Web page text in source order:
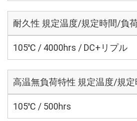
耐久性 規定温度/規定時間/負
105℃ / 4000hrs / DC+リプル
高温無負荷特性 規定温度/規定
105℃ / 500hrs